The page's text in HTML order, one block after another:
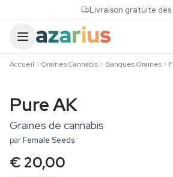
Livraison gratuite
Accueil Graines Cannabis Banques Graines
Pure AK
Graines de cannabis
parFemale Seeds
€ 20,00